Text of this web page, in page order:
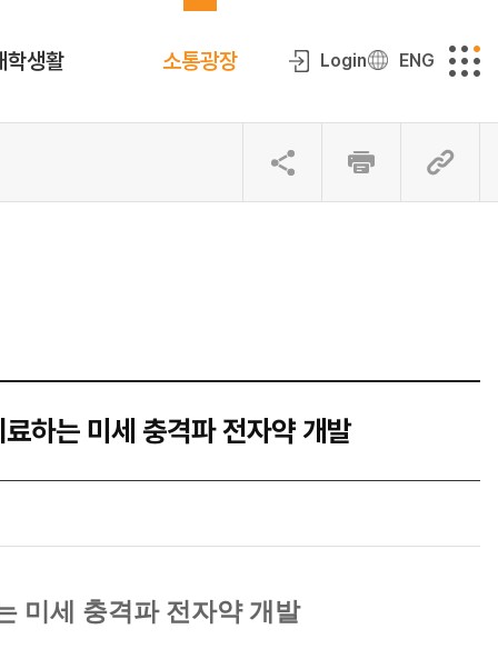
학생활 소통광장 Login ENG
하는 미세 충격파 전자약 개발
미세 충격파 전자약 개발